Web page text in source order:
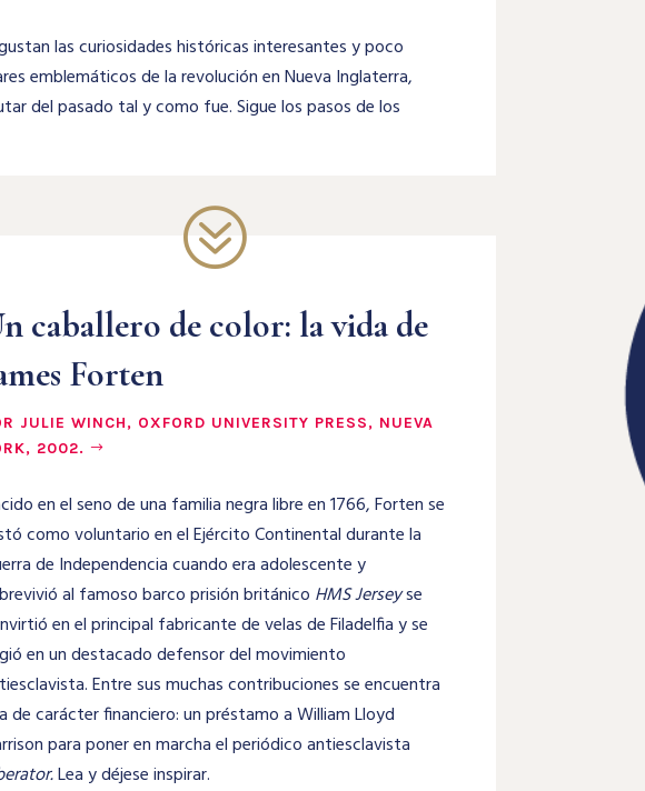
las curiosidades históricas interesantes y poco
emblemáticos de la revolución en Nueva Inglaterra,
del pasado tal y como fue. Sigue los pasos de los
?
caballero de color: la vida de
Forten
JULIE WINCH, OXFORD UNIVERSITY PRESS, NUEVA
2002.
en el seno de una familia negra libre en 1766, Forten se
como voluntario en el Ejército Continental durante la
de Independencia cuando era adolescente y
al famoso barco prisión británico HMS Jerseyse
en el principal fabricante de velas de Filadelfia y se
en un destacado defensor del movimiento
Entre sus muchas contribuciones se encuentra
de carácter financiero: un préstamo a William Lloyd
para poner en marcha el periódico antiesclavista
Lea y déjese inspirar.